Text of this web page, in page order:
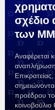
σχέδιο
των
Αναφέρεται
προέδρου